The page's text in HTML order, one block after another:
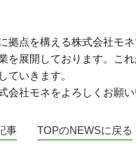
拠点を構える株式会社モネ
を展開しております。こ
ていきます。
会社モネをよろしくお願い
事 TOPのNEWSに戻る